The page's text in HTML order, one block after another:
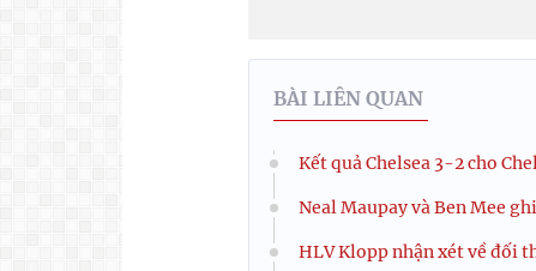
BÀI LIÊN QUAN
Kết quả Chelsea 3-2 cho
Neal Maupay và Ben Mee
HLV Klopp nhận xét về đối